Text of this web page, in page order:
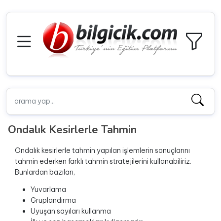
Ondalık Kesirlerle Tahmin
Ondalık kesirlerle tahmin yapılan işlemlerin sonuçlarını
tahmin ederken farklı tahmin stratejilerini kullanabiliriz.
Bunlardan bazıları,
Yuvarlama
Gruplandırma
Uyuşan sayıları kullanma